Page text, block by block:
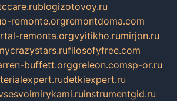
blogizotovoy.ru
o-remonte.orgremontdoma.com
remonta.orgvyitikho.rumirjon.ru
filosofyfree.com
buffett.orggreleon.comsp-or.ru
detkiexpert.ru
instrumentgid.ru